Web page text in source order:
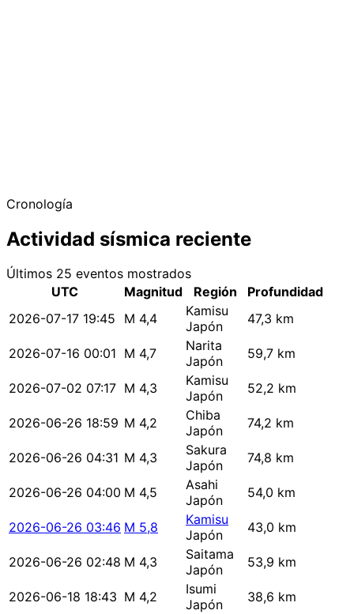
Cronología
Actividad sísmica reciente
Últimos 25 eventos mostrados
UTC
Magnitud Región
Profundidad
2026-07-17 19:45
M 4,4
Kamisu
Japón
47,3 km
2026-07-16 00:01 M 4,7
Narita
Japón
59,7 km
2026-07-02 07:17 M 4,3
Kamisu
Japón
52,2 km
2026-06-26 18:59 M 4,2
Chiba
Japón
74,2 km
2026-06-26 04:31 M 4,3
Sakura
Japón
74,8 km
2026-06-26 04:00 M 4,5
Asahi
Japón
54,0 km
2026-06-26 03:46 M 5,8
Kamisu
Japón
43,0 km
2026-06-26 02:48 M 4,3
Saitama
Japón
53,9 km
2026-06-18 18:43 M 4,2
Isumi
Japón
38,6 km